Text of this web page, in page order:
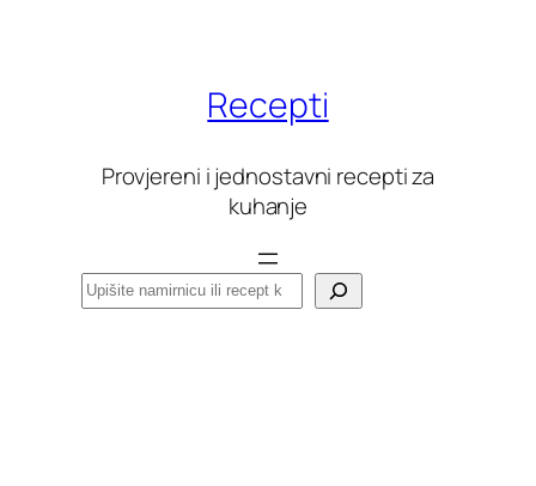
Recepti
Provjereni i jednostavni recepti za
kuhanje
Pretraga